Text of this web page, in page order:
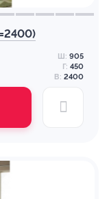
Ш: 905
Г: 450
В: 2400